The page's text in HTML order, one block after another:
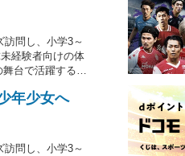
なる超一流プレ
問し、小学3～
経験者向けの体
台で活躍するス
年少女へ
問し、小学3～